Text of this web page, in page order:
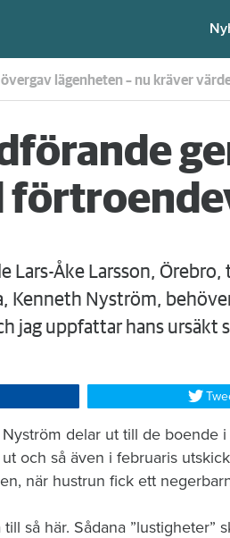
lägenheten – nu kräver
Lars-Åke Larsson,
Kenneth Nyström,
jag uppfattar hans ursäkt
delar ut till de boende
och så även i februaris
när hustrun fick ett
så här. Sådana ”lustigheter”